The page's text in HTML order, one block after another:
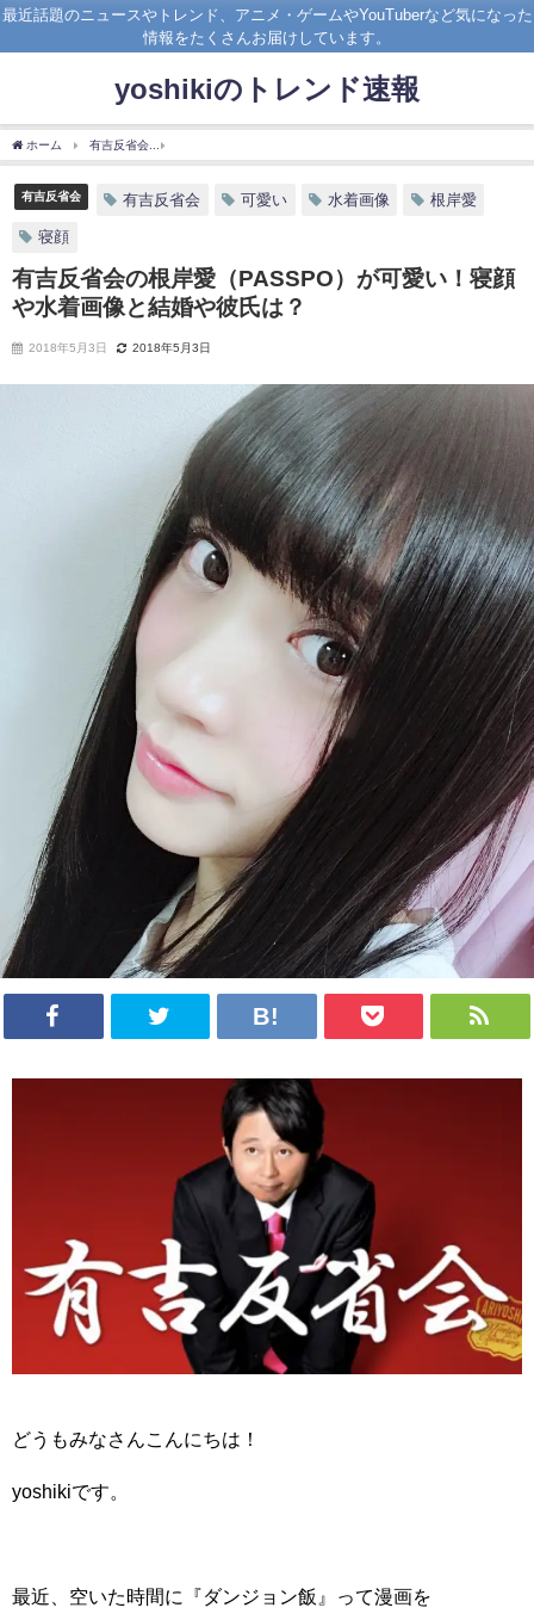
最近話題のニュースやトレンド、アニメ・ゲームやYouTuberなど気になった
情報をたくさんお届けしています。
yoshikiのトレンド速報
ホーム 有吉反省会
有吉反省会 有吉反省会 可愛い 水着画像 根岸愛
寝顔
有吉反省会の根岸愛（PASSPO）が可愛い！寝顔
や水着画像と結婚や彼氏は？
2018年5月3日 2018年5月3日
どうもみなさんこんにちは！
yoshikiです。
最近、空いた時間に『ダンジョン飯』って漫画を